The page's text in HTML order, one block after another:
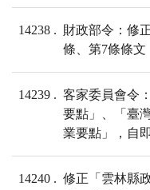
14238
財政部令：修
條、第7條條文
14239
客家委員會令
要點」、「臺
業要點」，自
14240
修正「雲林縣